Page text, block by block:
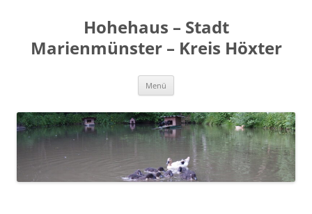
Hohehaus – Stadt
Marienmünster – Kreis Höxter
Menü